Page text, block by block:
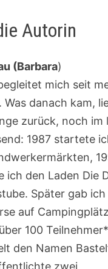
Autorin
(Barbara)
mich seit
Was danach kam,
zurück, noch im
1987 startete
ich den Laden Die
Später gab
auf
100
den Namen
zwei